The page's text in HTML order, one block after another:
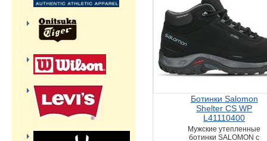
Ботинки Salomon
Shelter CS WP
L41110400
Мужские утепленные
ботинки SALOMON с